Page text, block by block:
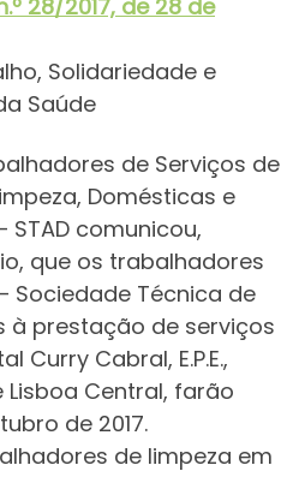
28/2017, de 28 de
Solidariedade e
Saúde
de Serviços de
Domésticas e
STAD comunicou,
que os trabalhadores
Sociedade Técnica de
à prestação de serviços
Curry Cabral, E.P.E.,
Central, farão
de 2017.
de limpeza em